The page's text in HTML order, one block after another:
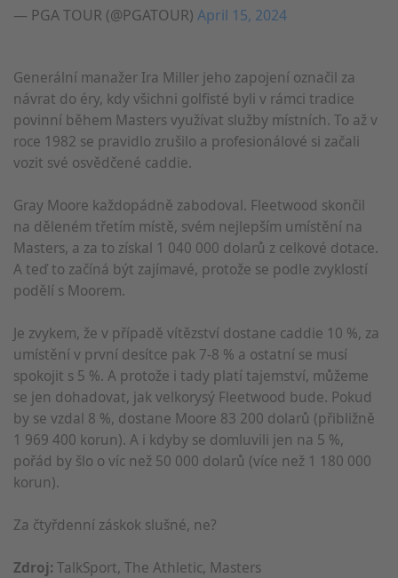
— PGA TOUR (@PGATOUR) April 15, 2024
Generální manažer Ira Miller jeho zapojení označil za
návrat do éry, kdy všichni golfisté byli v rámci tradice
povinní během Masters využívat služby místních. To až v
roce 1982 se pravidlo zrušilo a profesionálové si začali
vozit své osvědčené caddie.
Gray Moore každopádně zabodoval. Fleetwood skončil
na děleném třetím místě, svém nejlepším umístění na
Masters, a za to získal 1 040 000 dolarů z celkové dotace.
A teď to začíná být zajímavé, protože se podle zvyklostí
podělí s Moorem.
Je zvykem, že v případě vítězství dostane caddie 10 %, za
umístění v první desítce pak 7-8 % a ostatní se musí
spokojit s 5 %. A protože i tady platí tajemství, můžeme
se jen dohadovat, jak velkorysý Fleetwood bude. Pokud
by se vzdal 8 %, dostane Moore 83 200 dolarů (přibližně
1 969 400 korun). A i kdyby se domluvili jen na 5 %,
pořád by šlo o víc než 50 000 dolarů (více než 1 180 000
korun).
Za čtyřdenní záskok slušné, ne?
Zdroj: TalkSport, The Athletic, Masters